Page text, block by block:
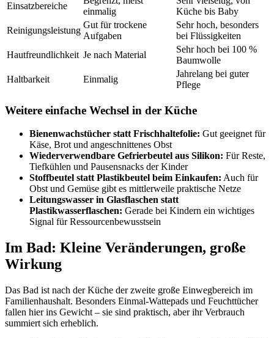
Einsatzbereiche
einmalig
Küche bis Baby
Reinigungsleistung
Gut für trockene
Aufgaben
Sehr hoch, besonders
bei Flüssigkeiten
Hautfreundlichkeit Je nach Material
Sehr hoch bei 100 %
Baumwolle
Haltbarkeit
Einmalig
Jahrelang bei guter
Pflege
Weitere einfache Wechsel in der Küche
Bienenwachstücher statt Frischhaltefolie: Gut geeignet für
Käse, Brot und angeschnittenes Obst
Wiederverwendbare Gefrierbeutel aus Silikon: Für Reste,
Tiefkühlen und Pausensnacks der Kinder
Stoffbeutel statt Plastikbeutel beim Einkaufen: Auch für
Obst und Gemüse gibt es mittlerweile praktische Netze
Leitungswasser in Glasflaschen statt
Plastikwasserflaschen: Gerade bei Kindern ein wichtiges
Signal für Ressourcenbewusstsein
Im Bad: Kleine Veränderungen, große
Wirkung
Das Bad ist nach der Küche der zweite große Einwegbereich im
Familienhaushalt. Besonders Einmal-Wattepads und Feuchttücher
fallen hier ins Gewicht – sie sind praktisch, aber ihr Verbrauch
summiert sich erheblich.